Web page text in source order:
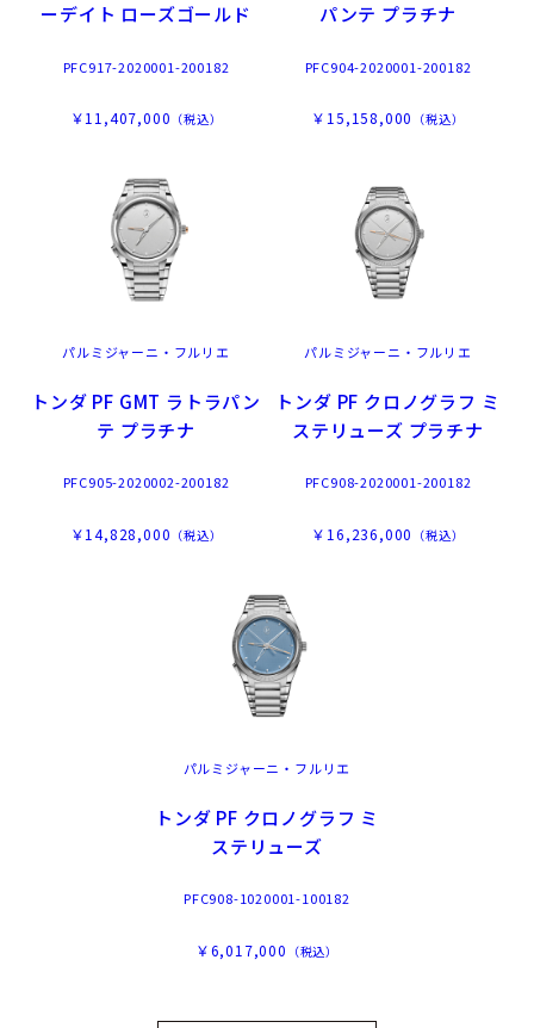
ーデイト ローズゴールド
PFC917-2020001-200182
￥11,407,000 （税込）
パンテ プラチナ
PFC904-2020001-200182
￥15,158,000 （税込）
パルミジャーニ・フルリエ
トンダ PF GMT ラトラパン
テ プラチナ
PFC905-2020002-200182
￥14,828,000 （税込）
パルミジャーニ・フルリエ
トンダ PF クロノグラフ ミ
ステリューズ プラチナ
PFC908-2020001-200182
￥16,236,000 （税込）
パルミジャーニ・フルリエ
トンダ PF クロノグラフ ミ
ステリューズ
PFC908-1020001-100182
￥6,017,000 （税込）